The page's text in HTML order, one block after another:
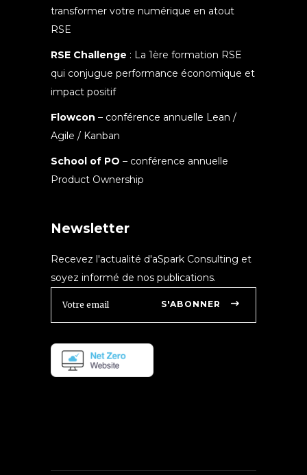
transformer votre numérique en atout
RSE
RSE Challenge : La 1ère formation RSE
qui conjugue performance économique et
impact positif
Flowcon – conférence annuelle Lean /
Agile / Kanban
School of PO – conférence annuelle
Product Ownership
Newsletter
Recevez l'actualité d'aSpark Consulting et
soyez informé de nos publications.
S'ABONNER